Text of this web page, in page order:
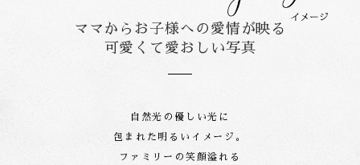
ママからお子様への愛情が映る
可愛くて愛おしい写真
自然光の優しい光に
包まれた明るいイメージ。
ファミリーの笑顔溢れる